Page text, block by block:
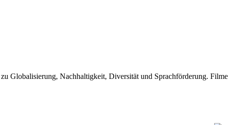
Globalisierung, Nachhaltigkeit, Diversität und Sprachförderung. Filme